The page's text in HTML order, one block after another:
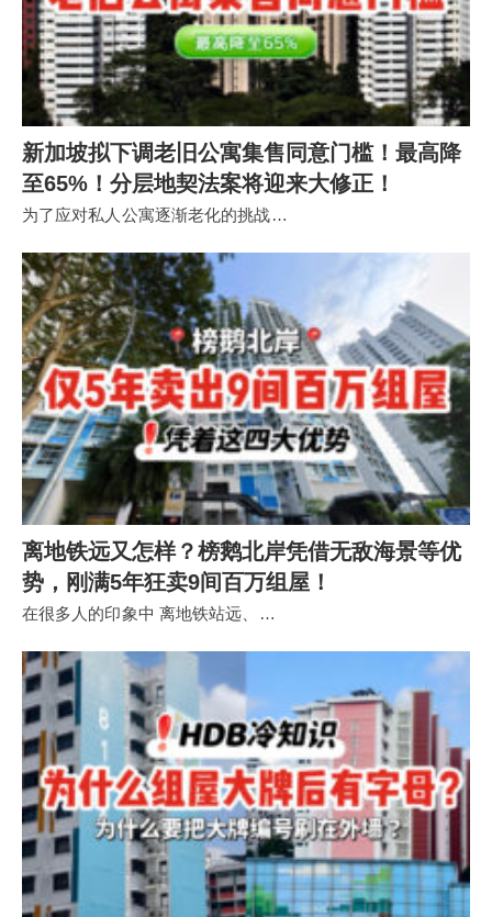
新加坡拟下调老旧公寓集售同意门槛！最高降
至65%！分层地契法案将迎来大修正！
为了应对私人公寓逐渐老化的挑战…
离地铁远又怎样？榜鹅北岸凭借无敌海景等优
势，刚满5年狂卖9间百万组屋！
在很多人的印象中 离地铁站远、…